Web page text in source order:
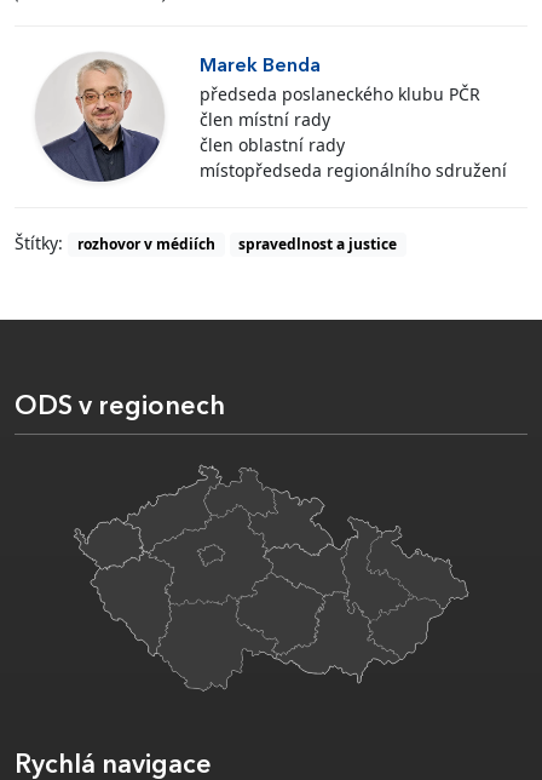
Marek Benda
předseda poslaneckého klubu PČR
člen místní rady
člen oblastní rady
místopředseda regionálního sdružení
Štítky: rozhovor v médiích spravedlnost a justice
ODS v regionech
Rychlá navigace